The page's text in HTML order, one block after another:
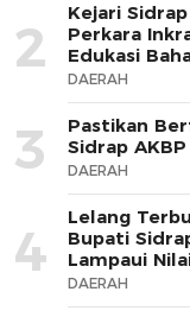
2
Kejari
Perkara
Edukasi
DAERAH
3
Pastikan
Sidrap
DAERAH
4
Lelang
Bupati
Lampaui
DAERAH